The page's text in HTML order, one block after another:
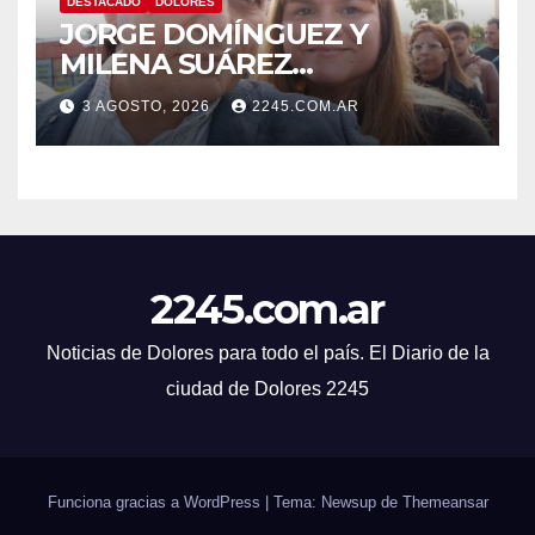
JORGE DOMÍNGUEZ Y
MILENA SUÁREZ
INTENSIFICAN LA AGENDA
OPOSITORA EN DOLORES
CON UNA SERIE DE
3 AGOSTO, 2026 2245.COM.AR
2245.com.ar
Noticias de Dolores para todo el país. El Diario de la
ciudad de Dolores 2245
Funciona gracias a WordPress Tema: Newsup de Themeansar